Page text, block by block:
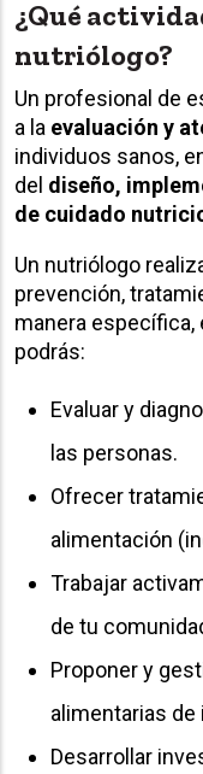
¿Qué
nutriólogo?
Un profesional de
a la evaluación y
individuos sanos,
del diseño,
de cuidado
Un nutriólogo
prevención,
manera específica,
podrás:
Evaluar y
las personas.
Ofrecer
alimentación
Trabajar
de tu
Proponer y
alimentarias de
Desarrollar